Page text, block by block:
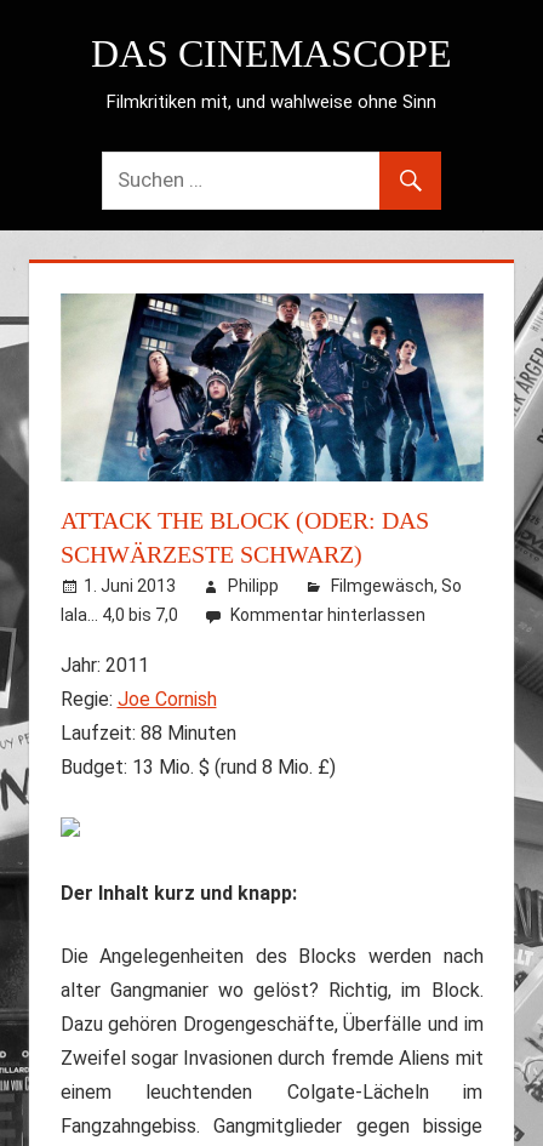
DAS CINEMASCOPE
Filmkritiken mit, und wahlweise ohne Sinn
ATTACK THE BLOCK (ODER: DAS
SCHWÄRZESTE SCHWARZ)
1. Juni 2013 Philipp Filmgewäsch,So
lala... 4,0 bis 7,0
Kommentar hinterlassen
Jahr: 2011
Regie: Joe Cornish
Laufzeit: 88 Minuten
Budget: 13 Mio. $ (rund 8 Mio. £)
Der Inhalt kurz und knapp:
Die Angelegenheiten des Blocks werden nach
alter Gangmanier wo gelöst? Richtig, im Block.
Dazu gehören Drogengeschäfte, Überfälle und im
Zweifel sogar Invasionen durch fremde Aliens mit
einem leuchtenden Colgate-Lächeln im
Fangzahngebiss. Gangmitglieder gegen bissige